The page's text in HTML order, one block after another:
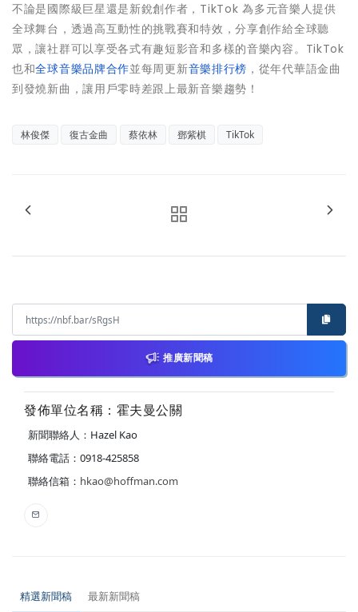
不論是國際級巨星還是新銳創作者，TikTok 為多元音樂人提供
全球舞台，透過高互動性的挑戰賽和特效，分享創作給全球聽
眾，讓社群可以享受各式有趣短影音和多樣的音樂內容。TikTok
也和全球音樂品牌合作並每周更新音樂排行榜 ，從年代華語金曲
到發燒新曲，讓用戶零時差跟上最新音樂趨勢！
林俊傑 復古金曲 蔡依林 鄧紫棋 TikTok
推廣新聞稿
發佈單位名稱：霍夫曼公關
新聞聯絡人：Hazel Kao
聯絡電話：0918-425858
聯絡信箱： hkao@hoffman.com
精選新聞稿 最新新聞稿